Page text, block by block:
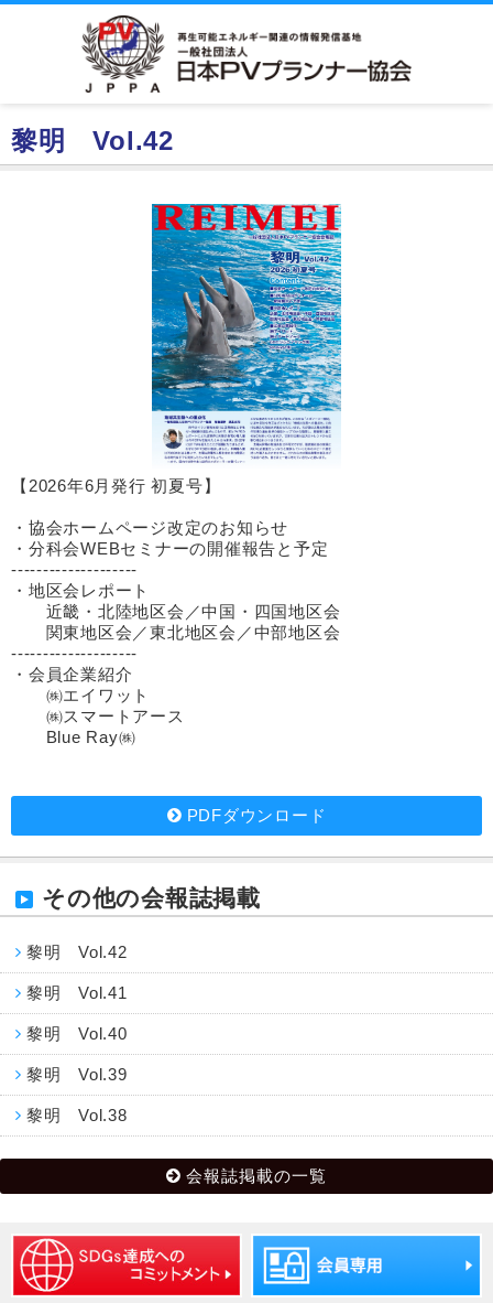
黎明 Vol.42
【2026年6月発行 初夏号】
・協会ホームページ改定のお知らせ
・分科会WEBセミナーの開催報告と予定
--------------------
・地区会レポート
近畿・北陸地区会／中国・四国地区会
関東地区会／東北地区会／中部地区会
--------------------
・会員企業紹介
㈱エイワット
㈱スマートアース
Blue Ray㈱
PDFダウンロード
その他の会報誌掲載
黎明 Vol.42
黎明 Vol.41
黎明 Vol.40
黎明 Vol.39
黎明 Vol.38
会報誌掲載の一覧